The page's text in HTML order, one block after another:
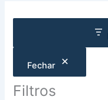
Fechar
Filtros